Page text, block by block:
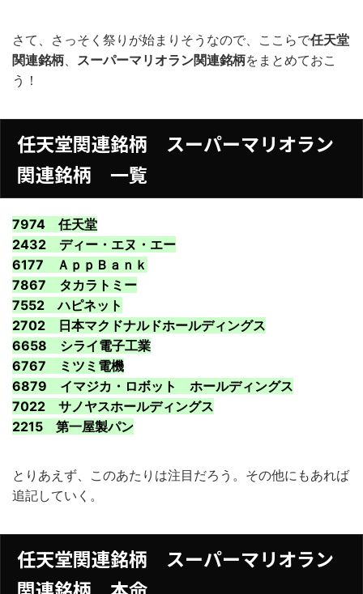
さて、さっそく祭りが始まりそうなので、ここらで任天堂
関連銘柄
スーパーマリオラン関連銘柄をまとめておこ
う！
任天堂関連銘柄 スーパーマリオラン
関連銘柄 一覧
7974 任天堂
2432 ディー・エヌ・エー
6177 ＡｐｐＢａｎｋ
7867 タカラトミー
7552 ハピネット
2702 日本マクドナルドホールディングス
6658 シライ電子工業
6767 ミツミ電機
6879 イマジカ・ロボット ホールディングス
7022 サノヤスホールディングス
2215 第一屋製パン
とりあえず、このあたりは注目だろう。その他にもあれば
追記していく。
任天堂関連銘柄 スーパーマリオラン